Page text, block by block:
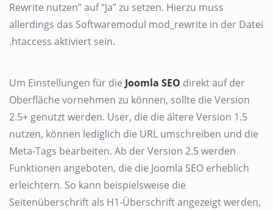
Rewrite nutzen” auf “Ja” zu setzen. Hierzu muss
allerdings das Softwaremodul mod_rewrite in der Datei
.htaccess aktiviert sein.
Um Einstellungen für die Joomla SEO direkt auf der
Oberfläche vornehmen zu können, sollte die Version
2.5+ genutzt werden. User, die die ältere Version 1.5
nutzen, können lediglich die URL umschreiben und die
Meta-Tags bearbeiten. Ab der Version 2.5 werden
Funktionen angeboten, die die Joomla SEO erheblich
erleichtern. So kann beispielsweise die
Seitenüberschrift als H1-Überschrift angezeigt werden,